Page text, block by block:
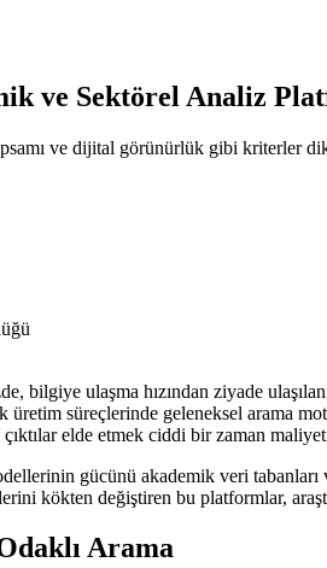
ve Sektörel Analiz
ve dijital görünürlük gibi kriterler
bilgiye ulaşma hızından ziyade
üretim süreçlerinde geleneksel arama
elde etmek ciddi bir zaman
gücünü akademik veri
kökten değiştiren bu platformlar,
Arama